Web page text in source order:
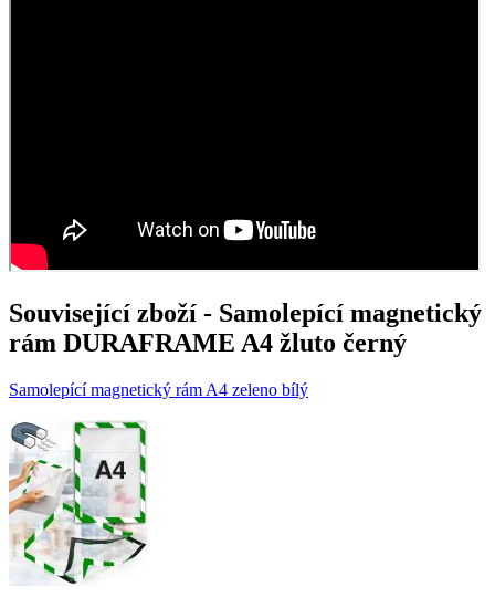
Související zboží - Samolepící magnetický
rám DURAFRAME A4 žluto černý
Samolepící magnetický rám A4 zeleno bílý